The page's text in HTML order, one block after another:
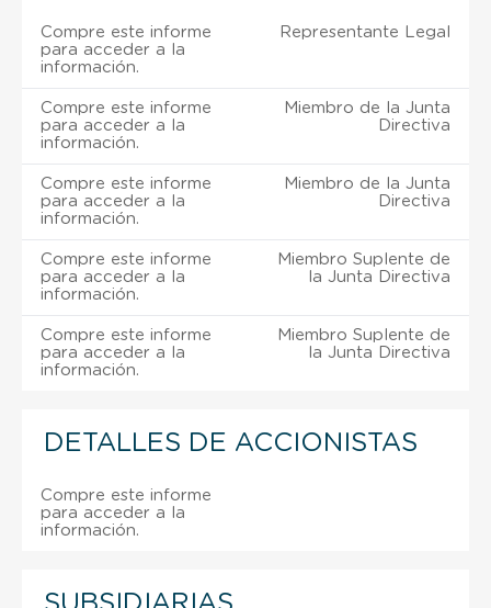
Compre este informe
para acceder a la
información.
Representante Legal
Compre este informe
para acceder a la
información.
Miembro de la Junta
Directiva
Compre este informe
para acceder a la
información.
Miembro de la Junta
Directiva
Compre este informe
para acceder a la
información.
Miembro Suplente de
la Junta Directiva
Compre este informe
para acceder a la
información.
Miembro Suplente de
la Junta Directiva
DETALLES DE ACCIONISTAS
Compre este informe
para acceder a la
información.